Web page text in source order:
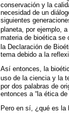
conservación y la
necesidad de un
siguientes
planeta, por ejemplo,
materia de bioética se
la Declaración de
tema debido a la
Así entonces, la
uso de la ciencia y la
por dos palabras de
entonces a “la ética
Pero en sí, ¿qué es la